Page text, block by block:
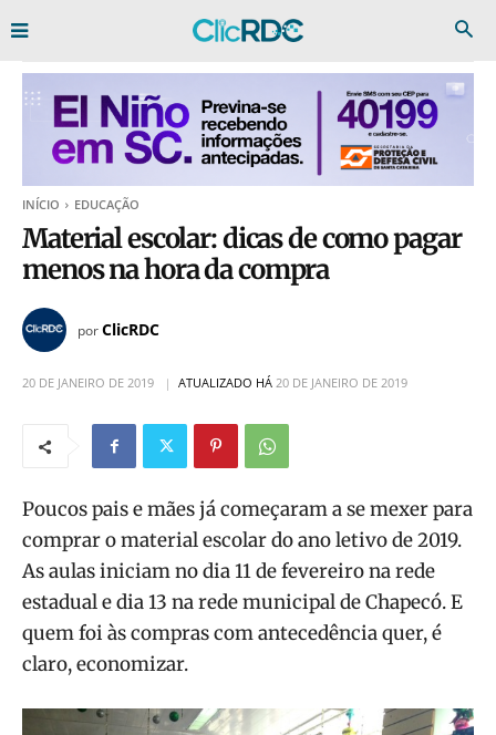
INÍCIO EDUCAÇÃO
Material escolar: dicas de como pagar
menos na hora da compra
porClicRDC
20 DE JANEIRO DE 2019 ATUALIZADO HÁ 20 DE JANEIRO DE 2019
Poucos pais e mães já começaram a se mexer para
comprar o material escolar do ano letivo de 2019.
As aulas iniciam no dia 11 de fevereiro na rede
estadual e dia 13 na rede municipal de Chapecó. E
quem foi às compras com antecedência quer, é
claro, economizar.